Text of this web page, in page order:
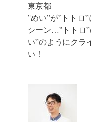
東京都
”めい”が”トトロ
シーン…”トトロ
い”のようにクラ
い！